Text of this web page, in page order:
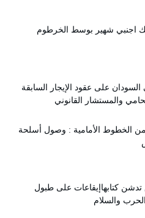
اجنبي شهير بوسط الخرطوم
على عقود الإيجار السابقة
والمستشار القانوني
الخطوط الأمامية : وصول أسلحة
كتابهاإيقاعات على طبول
والسلام